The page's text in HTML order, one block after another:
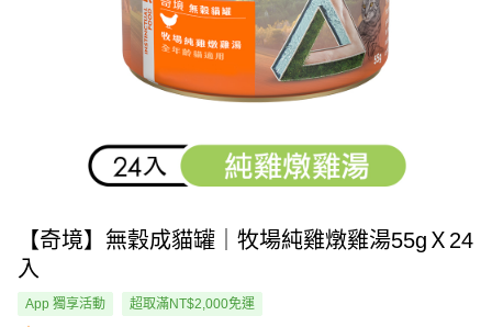
【奇境】無穀成貓罐｜牧場純雞燉雞湯55gＸ24
入
App 獨享活動 超取滿NT$2,000免運